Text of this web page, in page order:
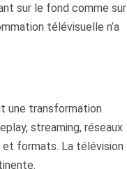
sur le fond comme sur
télévisuelle n’a
une transformation
streaming, réseaux
et formats. La télévision